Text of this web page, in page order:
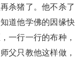
杀猪了。他不杀了
道他学佛的因缘快
一行一行的布种，
父只教他这样做，